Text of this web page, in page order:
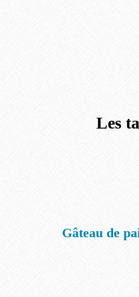
Les
Gâteau de